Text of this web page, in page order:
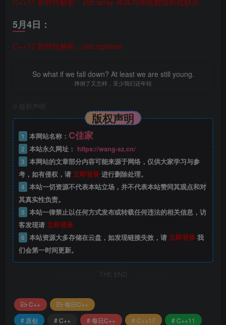
5月4日：
C++17 新特性解析：std::optional
So what if we fall down? At least we are still young.
摔倒了又怎样，至少我们还年轻
版权声明
版权声明
1 本网站名称： C佳家
2 本站永久网址： https://wang-sz.cn/
3 本网站的文章部分内容可能来源于网络，仅供大家学习与参
考，如有侵权，请 立即登录 进行删除处理。
4 本站一切资源不代表本站立场，并不代表本站赞同其观点和对
其真实性负责。
5 本站一律禁止以任何方式发布或转载任何违法的相关信息，访
客发现请 立即登录
6 本站资源大多存储在云盘，如发现链接失效，请 立即登录 我
们会第一时间更新。
THE END
C++
每日C++
# 原创
# C++ # 每日C++ # C++17
# C++11